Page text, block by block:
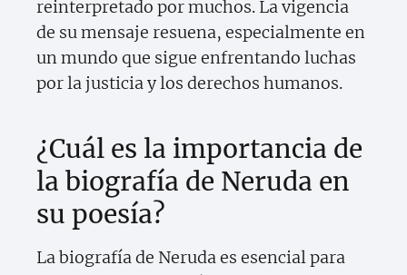
reinterpretado por muchos. La vigencia
de su mensaje resuena, especialmente en
un mundo que sigue enfrentando luchas
por la justicia y los derechos humanos.
¿Cuál es la importancia de
la biografía de Neruda en
su poesía?
La biografía de Neruda es esencial para